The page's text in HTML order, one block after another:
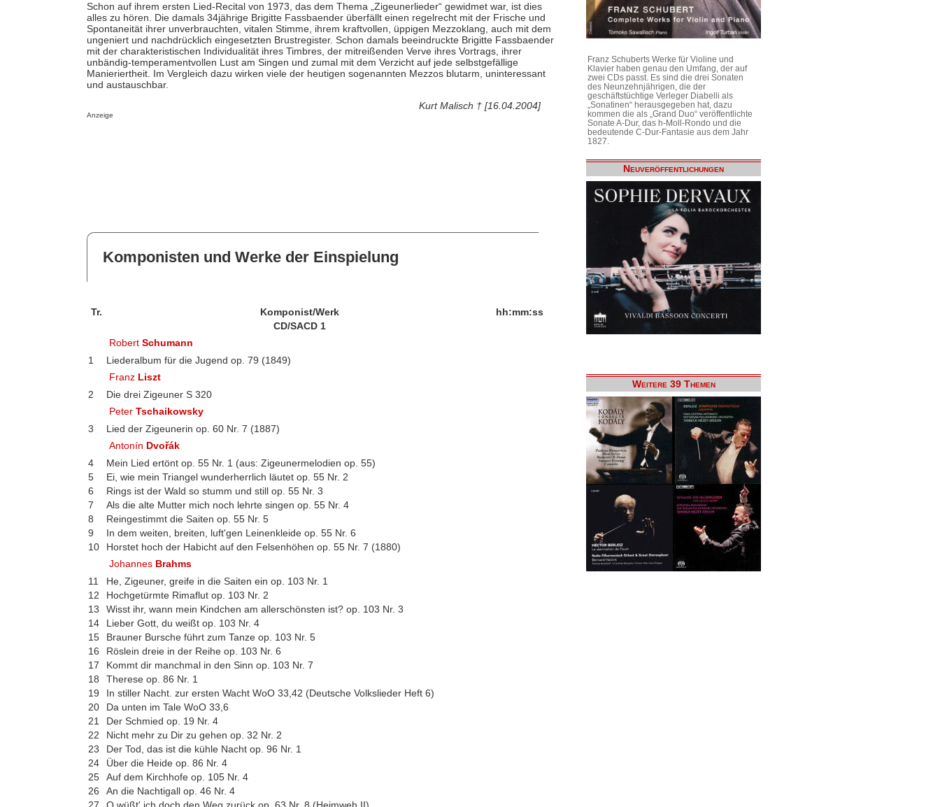
Schon auf ihrem ersten Lied-Recital von 1973, das dem Thema „Zigeunerlieder“ gewidmet war, ist dies
alles zu hören. Die damals 34jährige Brigitte Fassbaender überfällt einen regelrecht mit der Frische und
Spontaneität ihrer unverbrauchten, vitalen Stimme, ihrem kraftvollen, üppigen Mezzoklang, auch mit dem
ungeniert und nachdrücklich eingesetzten Brustregister. Schon damals beeindruckte Brigitte Fassbaender
mit der charakteristischen Individualität ihres Timbres, der mitreißenden Verve ihres Vortrags, ihrer
unbändig-temperamentvollen Lust am Singen und zumal mit dem Verzicht auf jede selbstgefällige
Manieriertheit. Im Vergleich dazu wirken viele der heutigen sogenannten Mezzos blutarm, uninteressant
und austauschbar.
Kurt Malisch † [16.04.2004]
Anzeige
Komponisten und Werke der Einspielung
Tr. Komponist/Werk
hh:mm:ss
CD/SACD 1
RobertSchumann
1
Liederalbum für die Jugend op. 79 (1849)
Franz Liszt
2
Die drei Zigeuner S 320
PeterTschaikowsky
3
Lied der Zigeunerin op. 60 Nr. 7 (1887)
Antonín Dvořák
4
Mein Lied ertönt op. 55 Nr. 1 (aus: Zigeunermelodien op. 55)
5
Ei, wie mein Triangel wunderherrlich läutet op. 55 Nr. 2
6
Rings ist der Wald so stumm und still op. 55 Nr. 3
7
Als die alte Mutter mich noch lehrte singen op. 55 Nr. 4
8
Reingestimmt die Saiten op. 55 Nr. 5
9
In dem weiten, breiten, luft'gen Leinenkleide op. 55 Nr. 6
10
Horstet hoch der Habicht auf den Felsenhöhen op. 55 Nr. 7 (1880)
Johannes Brahms
11
He, Zigeuner, greife in die Saiten ein op. 103 Nr. 1
12
Hochgetürmte Rimaflut op. 103 Nr. 2
13
Wisst ihr, wann mein Kindchen am allerschönsten ist? op. 103 Nr. 3
14
Lieber Gott, du weißt op. 103 Nr. 4
15
Brauner Bursche führt zum Tanze op. 103 Nr. 5
16
Röslein dreie in der Reihe op. 103 Nr. 6
17
Kommt dir manchmal in den Sinn op. 103 Nr. 7
18
Therese op. 86 Nr. 1
19
In stiller Nacht. zur ersten Wacht WoO 33,42 (Deutsche Volkslieder Heft 6)
20
Da unten im Tale WoO 33,6
21
Der Schmied op. 19 Nr. 4
22
Nicht mehr zu Dir zu gehen op. 32 Nr. 2
23
Der Tod, das ist die kühle Nacht op. 96 Nr. 1
24
Über die Heide op. 86 Nr. 4
25
Auf dem Kirchhofe op. 105 Nr. 4
26
An die Nachtigall op. 46 Nr. 4
Franz Schuberts Werke für Violine und
Klavier haben genau den Umfang, der auf
zwei CDs passt. Es sind die drei Sonaten
des Neunzehnjährigen, die der
geschäftstüchtige Verleger Diabelli als
„Sonatinen“ herausgegeben hat, dazu
kommen die als „Grand Duo“ veröffentlichte
Sonate A-Dur, das h-Moll-Rondo und die
bedeutende C-Dur-Fantasie aus dem Jahr
1827.
Neuveröffentlichungen
Weitere 39 Themen